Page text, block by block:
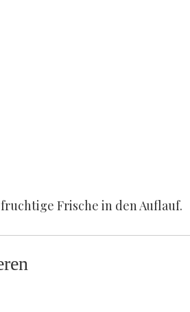
Frische in den Auflauf.